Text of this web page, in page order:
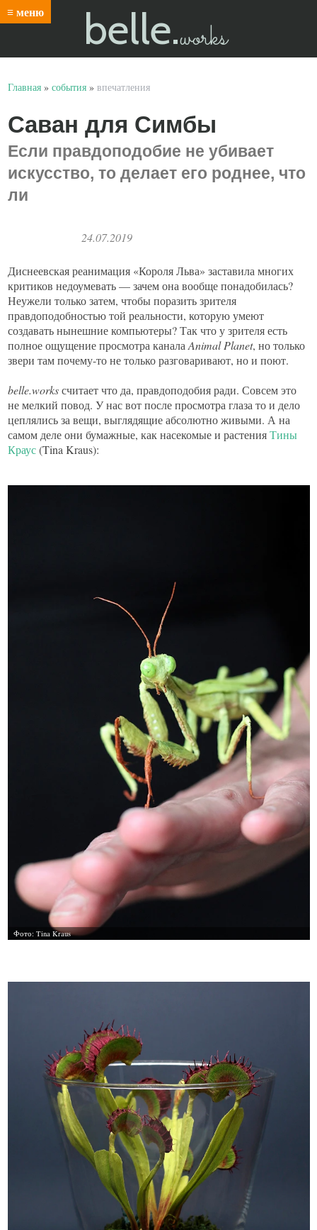
≡ меню belle.works
Главная » события » впечатления
Саван для Симбы
Если правдоподобие не убивает
искусство, то делает его роднее, что
ли
24.07.2019
Диснеевская реанимация «Короля Льва» заставила многих
критиков недоумевать — зачем она вообще понадобилась?
Неужели только затем, чтобы поразить зрителя
правдоподобностью той реальности, которую умеют
создавать нынешние компьютеры? Так что у зрителя есть
полное ощущение просмотра каналаAnimalPlanet, но только
звери там почему-то не только разговаривают, но и поют.
belle.worksсчитает что да, правдоподобия ради. Совсем это
не мелкий повод. У нас вот после просмотра глаза то и дело
цеплялись за вещи, выглядящие абсолютно живыми. А на
самом деле они бумажные, как насекомые и растенияТины
Краус(Tina Kraus):